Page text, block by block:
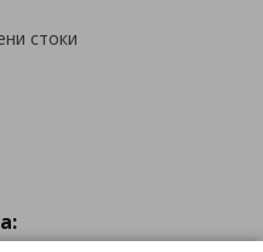
стоки